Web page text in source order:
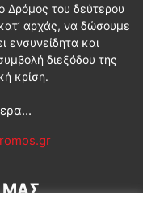
Δρόμος του δεύτερου
αρχάς, να δώσουμε
ενσυνείδητα και
διεξόδου της
κρίση.
ΜΑΣ